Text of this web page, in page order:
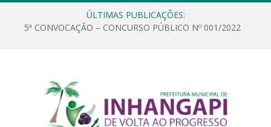
ÚLTIMAS PUBLICAÇÕES:
5ª CONVOCAÇÃO – CONCURSO PÚBLICO Nº 001/2022